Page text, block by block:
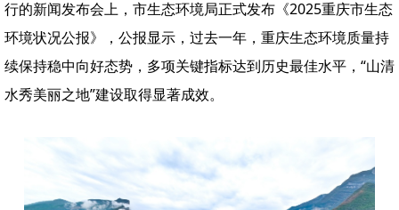
行的新闻发布会上，市生态环境局正式发布《2025重庆市生态
环境状况公报》，公报显示，过去一年，重庆生态环境质量持
续保持稳中向好态势，多项关键指标达到历史最佳水平，“山清
水秀美丽之地”建设取得显著成效。